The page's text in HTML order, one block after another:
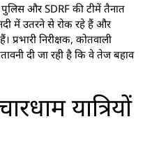
पुलिस और SDRF की टीमें तैनात
में उतरने से रोक रहे हैं और
निरीक्षक, कोतवाली
दी जा रही है कि वे तेज बहाव
यात्रियों